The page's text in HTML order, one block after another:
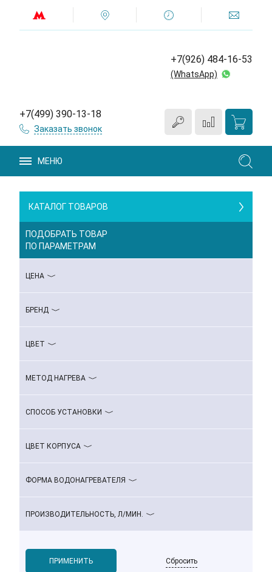
+7(926) 484-16-53
(WhatsApp)
+7(499) 390-13-18
Заказать звонок
МЕНЮ
КАТАЛОГ ТОВАРОВ
ПОДОБРАТЬ ТОВАР
ПО ПАРАМЕТРАМ
ЦЕНА
БРЕНД
ЦВЕТ
МЕТОД НАГРЕВА
СПОСОБ УСТАНОВКИ
ЦВЕТ КОРПУСА
ФОРМА ВОДОНАГРЕВАТЕЛЯ
ПРОИЗВОДИТЕЛЬНОСТЬ, Л/МИН.
Сбросить